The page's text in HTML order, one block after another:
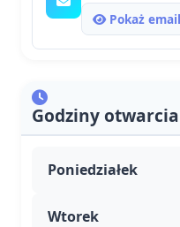
Pokaż email
Godziny otwarcia
Poniedziałek
Wtorek